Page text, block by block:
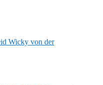
Wicky von der